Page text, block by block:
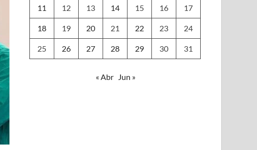
11 12 13 14 15 16 17
18 19 20 21 22 23 24
25 26 27 28 29 30 31
« Abr Jun »